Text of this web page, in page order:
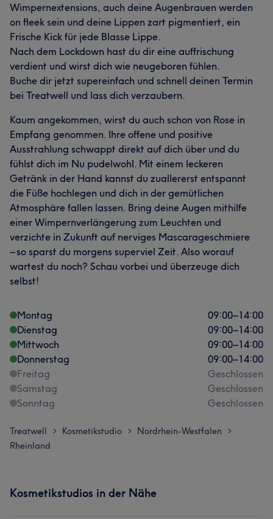
Wimpernextensions, auch deine Augenbrauen werden
on fleek sein und deine Lippen zart pigmentiert, ein
Frische Kick für jede Blasse Lippe.
Nach dem Lockdown hast du dir eine auffrischung
verdient und wirst dich wie neugeboren fühlen.
Buche dir jetzt supereinfach und schnell deinen Termin
bei Treatwell und lass dich verzaubern.
Kaum angekommen, wirst du auch schon von Rose in
Empfang genommen. Ihre offene und positive
Ausstrahlung schwappt direkt auf dich über und du
fühlst dich im Nu pudelwohl. Mit einem leckeren
Getränk in der Hand kannst du zuallererst entspannt
die Füße hochlegen und dich in der gemütlichen
Atmosphäre fallen lassen. Bring deine Augen mithilfe
einer Wimpernverlängerung zum Leuchten und
verzichte in Zukunft auf nerviges Mascarageschmiere
– so sparst du morgens superviel Zeit. Also worauf
wartest du noch? Schau vorbei und überzeuge dich
selbst!
Montag 09:00–14:00
Dienstag
09:00–14:00
Mittwoch
09:00–14:00
Donnerstag
09:00–14:00
Freitag
Geschlossen
Samstag
Geschlossen
Sonntag
Geschlossen
Treatwell > Kosmetikstudio > Nordrhein-Westfalen >
Rheinland
Kosmetikstudios in der Nähe